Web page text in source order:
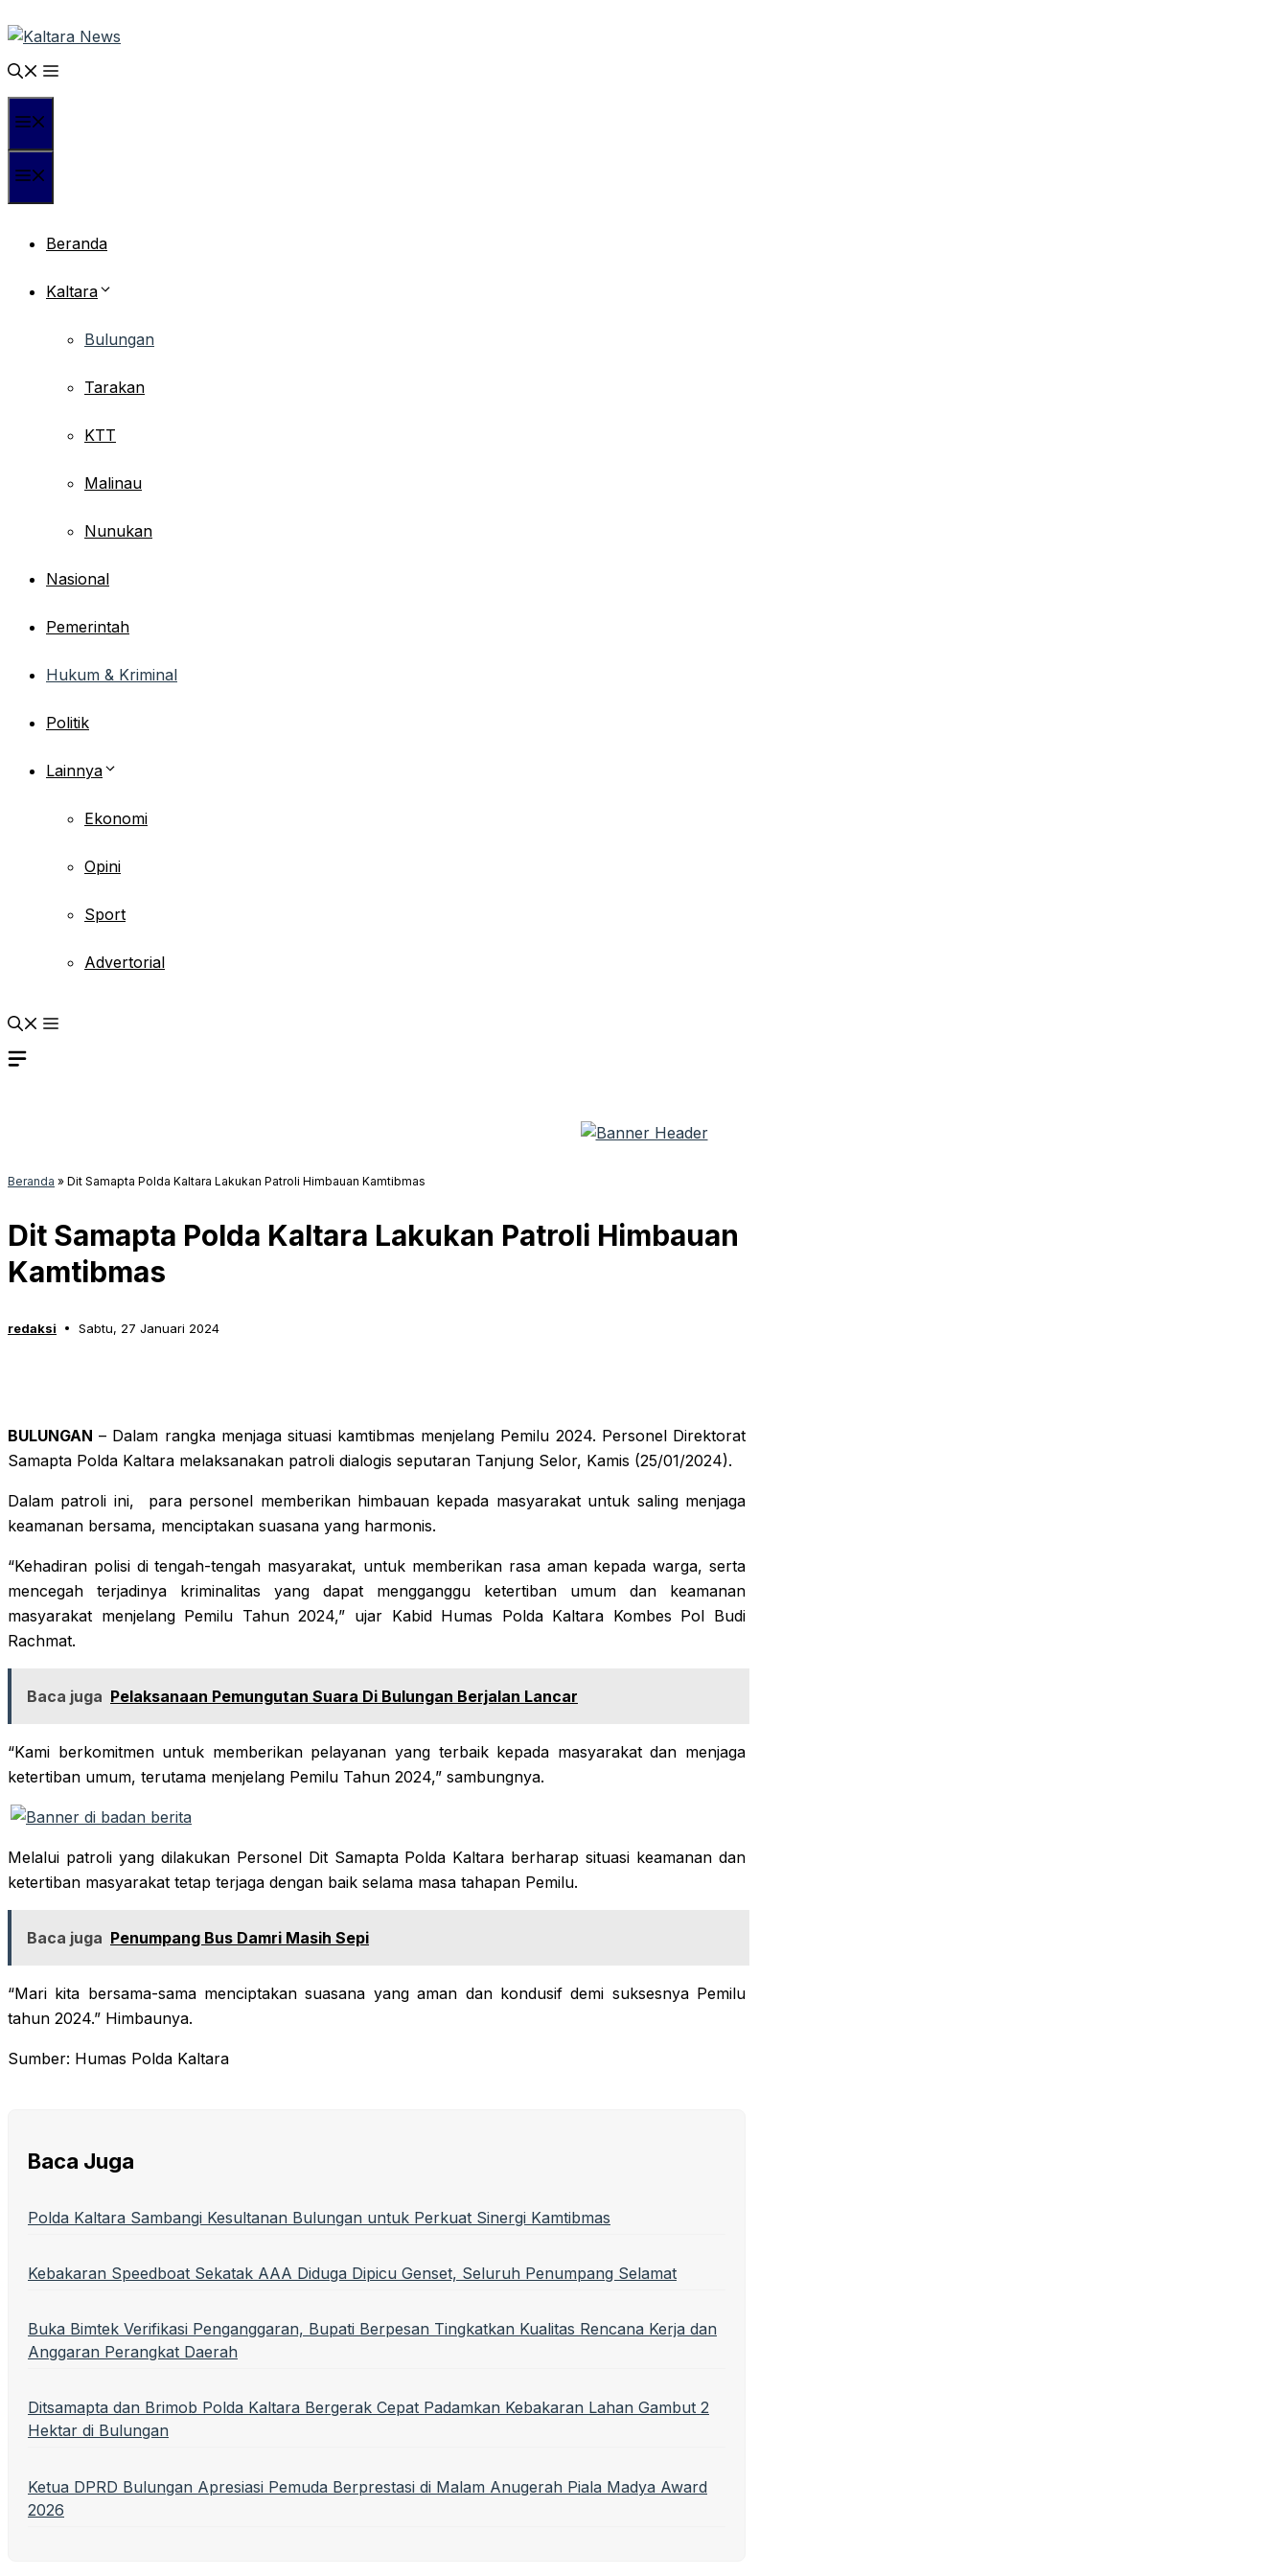
ke
isi
Beranda
Kaltara
Bulungan
Tarakan
KTT
Malinau
Nunukan
Nasional
Pemerintah
Hukum & Kriminal
Politik
Lainnya
Ekonomi
Opini
Sport
Advertorial
Beranda » Dit Samapta Polda Kaltara Lakukan Patroli Himbauan Kamtibmas
Dit Samapta Polda Kaltara Lakukan Patroli Himbauan
Kamtibmas
redaksi Sabtu, 27 Januari 2024
BULUNGAN – Dalam rangka menjaga situasi kamtibmas menjelang Pemilu 2024. Personel Direktorat
Samapta Polda Kaltara melaksanakan patroli dialogis seputaran Tanjung Selor, Kamis (25/01/2024).
Dalam patroli ini, para personel memberikan himbauan kepada masyarakat untuk saling menjaga
keamanan bersama, menciptakan suasana yang harmonis.
“Kehadiran polisi di tengah-tengah masyarakat, untuk memberikan rasa aman kepada warga, serta
mencegah terjadinya kriminalitas yang dapat mengganggu ketertiban umum dan keamanan
masyarakat menjelang Pemilu Tahun 2024,” ujar Kabid Humas Polda Kaltara Kombes Pol Budi
Rachmat.
Baca juga Pelaksanaan Pemungutan Suara Di Bulungan Berjalan Lancar
“Kami berkomitmen untuk memberikan pelayanan yang terbaik kepada masyarakat dan menjaga
ketertiban umum, terutama menjelang Pemilu Tahun 2024,” sambungnya.
Melalui patroli yang dilakukan Personel Dit Samapta Polda Kaltara berharap situasi keamanan dan
ketertiban masyarakat tetap terjaga dengan baik selama masa tahapan Pemilu.
Baca juga Penumpang Bus Damri Masih Sepi
“Mari kita bersama-sama menciptakan suasana yang aman dan kondusif demi suksesnya Pemilu
tahun 2024.” Himbaunya.
Sumber: Humas Polda Kaltara
Baca Juga
Polda Kaltara Sambangi Kesultanan Bulungan untuk Perkuat Sinergi Kamtibmas
Kebakaran Speedboat Sekatak AAA Diduga Dipicu Genset, Seluruh Penumpang Selamat
Buka Bimtek Verifikasi Penganggaran, Bupati Berpesan Tingkatkan Kualitas Rencana Kerja dan
Anggaran Perangkat Daerah
Ditsamapta dan Brimob Polda Kaltara Bergerak Cepat Padamkan Kebakaran Lahan Gambut 2
Hektar di Bulungan
Ketua DPRD Bulungan Apresiasi Pemuda Berprestasi di Malam Anugerah Piala Madya Award
2026